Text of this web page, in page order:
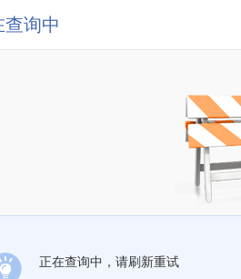
查询中
正在查询中，请刷新重试